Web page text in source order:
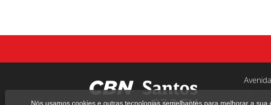
Nós usamos cookies e outras tecnologias semelhantes para melhorar a